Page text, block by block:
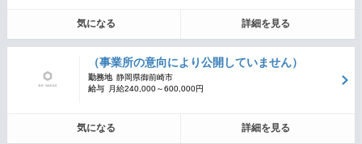
気になる 詳細を見る
（事業所の意向により公開していません）
勤務地 静岡県御前崎市
給与
月給240,000～600,000円
気になる 詳細を見る